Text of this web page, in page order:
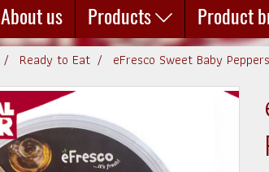
About us Products Product
Ready to Eat eFresco Sweet Baby